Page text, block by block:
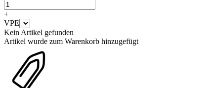
+
VPE
Kein Artikel gefunden
Artikel wurde zum Warenkorb hinzugefügt